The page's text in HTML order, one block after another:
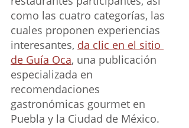
como las cuatro categorías, las
cuales proponen experiencias
interesantes, da clic en el sitio
de Guía Oca, una publicación
especializada en
recomendaciones
gastronómicas gourmet en
Puebla y la Ciudad de México.